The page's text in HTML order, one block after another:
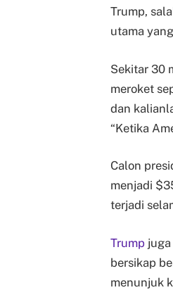
Trump,
utama
Sekitar 30
meroket
dan
“Ketika
Calon
menjadi
terjadi
Trump
bersikap
menunjuk